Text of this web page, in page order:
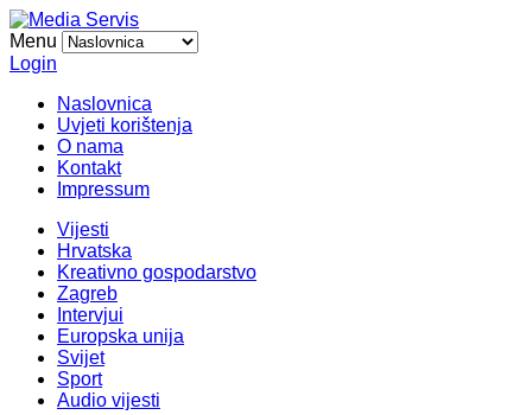
Menu
Login
Naslovnica
Uvjeti korištenja
O nama
Kontakt
Impressum
Vijesti
Hrvatska
Kreativno gospodarstvo
Zagreb
Intervjui
Europska unija
Svijet
Sport
Audio vijesti